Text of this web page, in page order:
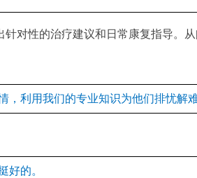
性的治疗建议和日常康复指导。
利用我们的专业知识为他们排忧解
好的。